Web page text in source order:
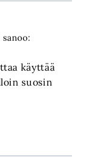
sanoo:
käyttää
suosin